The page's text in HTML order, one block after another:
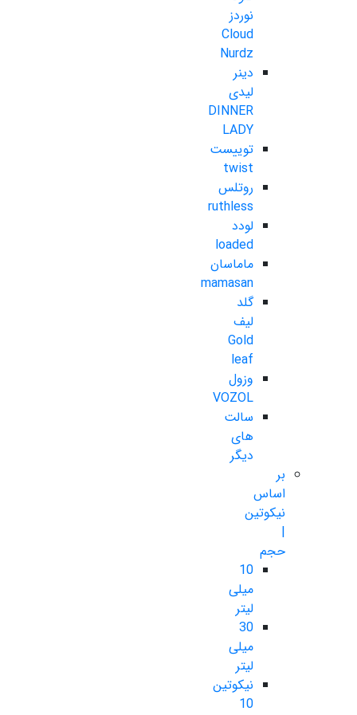
نوردز
Cloud
Nurdz
دینر
لیدی
DINNER
LADY
توییست
twist
روتلس
ruthless
لودد
loaded
ماماسان
mamasan
گلد
لیف
Gold
leaf
وزول
VOZOL
سالت
های
دیگر
بر
اساس
نیکوتین
|
حجم
10
میلی
لیتر
30
میلی
لیتر
نیکوتین
10